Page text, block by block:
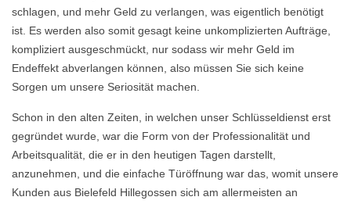
schlagen, und mehr Geld zu verlangen, was eigentlich benötigt
ist. Es werden also somit gesagt keine unkomplizierten Aufträge,
kompliziert ausgeschmückt, nur sodass wir mehr Geld im
Endeffekt abverlangen können, also müssen Sie sich keine
Sorgen um unsere Seriosität machen.
Schon in den alten Zeiten, in welchen unser Schlüsseldienst erst
gegründet wurde, war die Form von der Professionalität und
Arbeitsqualität, die er in den heutigen Tagen darstellt,
anzunehmen, und die einfache Türöffnung war das, womit unsere
Kunden aus Bielefeld Hillegossen sich am allermeisten an